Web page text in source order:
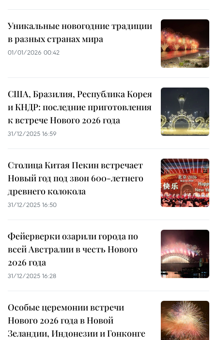
Уникальные новогодние традиции
в разных странах мира
01/01/2026 00:42
США, Бразилия, Республика Корея
и КНДР: последние приготовления
к встрече Нового 2026 года
31/12/2025 16:59
Столица Китая Пекин встречает
Новый год под звон 600-летнего
древнего колокола
31/12/2025 16:50
Фейерверки озарили города по
всей Австралии в честь Нового
2026 года
31/12/2025 16:28
Особые церемонии встречи
Нового 2026 года в Новой
Зеландии, Индонезии и Гонконге